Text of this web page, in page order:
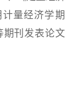
量经济学期
期刊发表论文